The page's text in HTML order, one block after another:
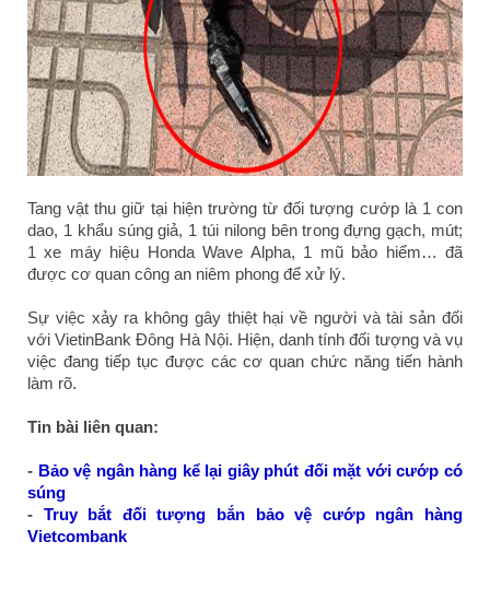
Tang vật thu giữ tại hiện trường từ đối tượng cướp là 1 con
dao, 1 khẩu súng giả, 1 túi nilong bên trong đựng gạch, mút;
1 xe máy hiệu Honda Wave Alpha, 1 mũ bảo hiểm… đã
được cơ quan công an niêm phong để xử lý.
Sự việc xảy ra không gây thiệt hại về người và tài sản đối
với VietinBank Đông Hà Nội. Hiện, danh tính đối tượng và vụ
việc đang tiếp tục được các cơ quan chức năng tiến hành
làm rõ.
Tin bài liên quan:
- Bảo vệ ngân hàng kể lại giây phút đối mặt với cướp có
súng
- Truy bắt đối tượng bắn bảo vệ cướp ngân hàng
Vietcombank